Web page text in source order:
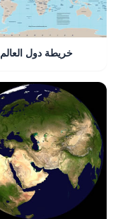
خريطة دول العالم